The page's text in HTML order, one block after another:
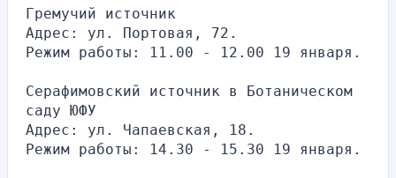
Гремучий источник
Адрес: ул. Портовая, 72.
Режим работы: 11.00 - 12.00 19 января.
Серафимовский источник в Ботаническом
саду ЮФУ
Адрес: ул. Чапаевская, 18.
Режим работы: 14.30 - 15.30 19 января.